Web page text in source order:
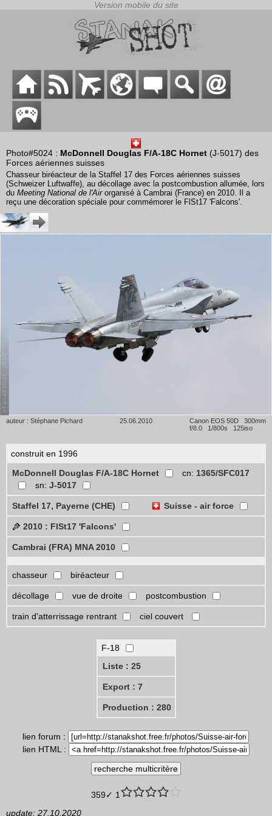
Photo#5024 : McDonnell Douglas F/A-18C Hornet (J-5017) des
Forces aériennes suisses
Chasseur biréacteur de la Staffel 17 des Forces aériennes suisses
(Schweizer Luftwaffe), au décollage avec la postcombustion allumée, lors
du Meeting National de l'Airorganisé à Cambrai (France) en 2010. Il a
reçu une décoration spéciale pour commémorer le FlSt17 'Falcons'.
auteur : Stéphane Pichard 25.06.2010
Canon EOS 50D 300mm
f/8.0 1/800s 125iso
construit en 1996
McDonnell Douglas F/A-18C Hornet
cn: 1365/SFC017
sn: J-5017
Staffel 17, Payerne (CHE) Suisse - air force
2010 : FlSt17 'Falcons'
Cambrai (FRA) MNA 2010
chasseur biréacteur
décollage vue de droite postcombustion
train d'atterrissage rentrant ciel couvert
F-18
Liste : 25
Export : 7
Production : 280
lien forum :
lien HTML :
359✓ 1
update: 27.10.2020